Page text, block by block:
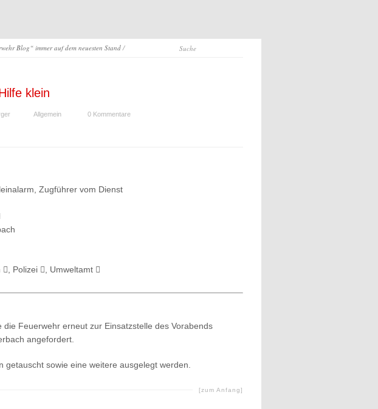
Blog“ immer auf dem neuesten Stand/
klein
Allgemein 0 Kommentare
Zugführer vom Dienst
, Polizei , Umweltamt
Feuerwehr erneut zur Einsatzstelle des Vorabends
angefordert.
sowie eine weitere ausgelegt werden.
[zum Anfang]